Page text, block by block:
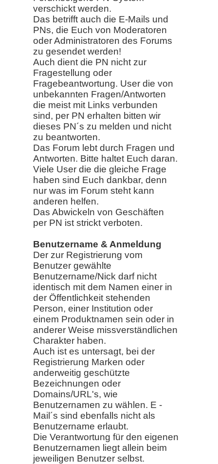
verschickt werden.
Das betrifft auch die E-Mails und
PNs, die Euch von Moderatoren
oder Administratoren des Forums
zu gesendet werden!
Auch dient die PN nicht zur
Fragestellung oder
Fragebeantwortung. User die von
unbekannten Fragen/Antworten
die meist mit Links verbunden
sind, per PN erhalten bitten wir
dieses PN´s zu melden und nicht
zu beantworten.
Das Forum lebt durch Fragen und
Antworten. Bitte haltet Euch daran.
Viele User die die gleiche Frage
haben sind Euch dankbar, denn
nur was im Forum steht kann
anderen helfen.
Das Abwickeln von Geschäften
per PN ist strickt verboten.
Benutzername & Anmeldung
Der zur Registrierung vom
Benutzer gewählte
Benutzername/Nick darf nicht
identisch mit dem Namen einer in
der Öffentlichkeit stehenden
Person, einer Institution oder
einem Produktnamen sein oder in
anderer Weise missverständlichen
Charakter haben.
Auch ist es untersagt, bei der
Registrierung Marken oder
anderweitig geschützte
Bezeichnungen oder
Domains/URL's, wie
Benutzernamen zu wählen. E -
Mail´s sind ebenfalls nicht als
Benutzername erlaubt.
Die Verantwortung für den eigenen
Benutzernamen liegt allein beim
jeweiligen Benutzer selbst.